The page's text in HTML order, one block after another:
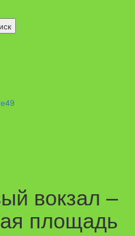
49
вокзал –
площадь